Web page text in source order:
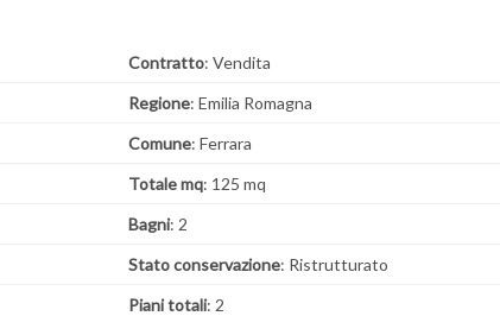
Contratto: Vendita
Regione: Emilia Romagna
Comune: Ferrara
Totale mq: 125 mq
Bagni: 2
Stato conservazione: Ristrutturato
Piani totali: 2